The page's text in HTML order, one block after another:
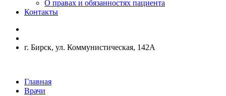
О правах и обязанностях пациента
Контакты
г. Бирск, ул. Коммунистическая, 142А
Главная
Врачи